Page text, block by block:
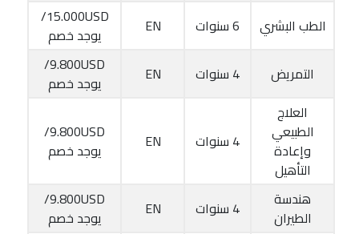
الطب البشري 6 سنوات EN
15.000USD/
يوجد خصم
التمريض
4 سنوات EN
9.800USD/
يوجد خصم
العلاج
الطبيعي
وإعادة
التأهيل
4 سنوات EN
9.800USD/
يوجد خصم
هندسة
الطيران
4 سنوات EN
9.800USD/
يوجد خصم